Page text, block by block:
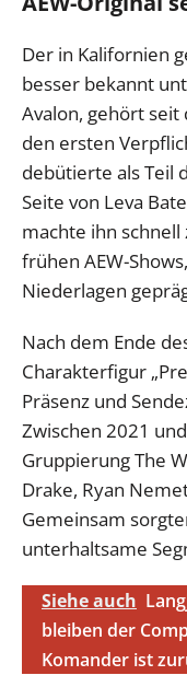
Der in Kalifornien
besser bekannt
Avalon, gehört seit
den ersten
debütierte als Teil
Seite von Leva
machte ihn
frühen AEW-
Niederlagen
Nach dem Ende
Charakterfigur
Präsenz und
Zwischen 2021
Gruppierung The
Drake, Ryan
Gemeinsam
unterhaltsame
Siehe auch
bleiben der
Komander ist